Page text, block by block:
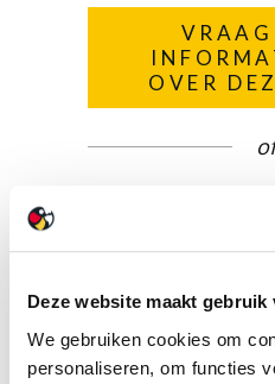
Deze website maakt gebruik
We gebruiken cookies om
personaliseren, om functies
VRAAG
OVER
of